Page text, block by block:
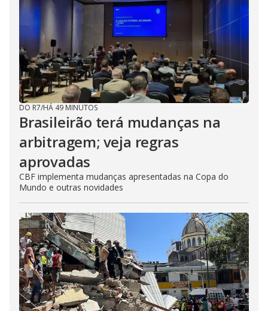
DO R7/HÁ 49 MINUTOS
Brasileirão terá mudanças na
arbitragem; veja regras
aprovadas
CBF implementa mudanças apresentadas na Copa do
Mundo e outras novidades